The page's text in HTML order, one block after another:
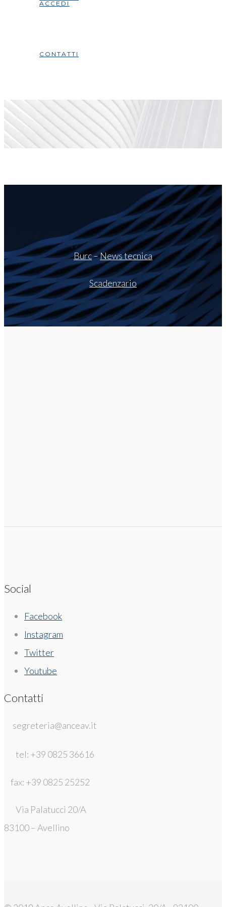
ACCEDI
CONTATTI
Burc–News tecnica
Scadenzario
Social
Facebook
Instagram
Twitter
Youtube
Contatti
segreteria@anceav.it
tel: +39 0825 36616
fax: +39 0825 25252
Via Palatucci 20/A
83100 – Avellino